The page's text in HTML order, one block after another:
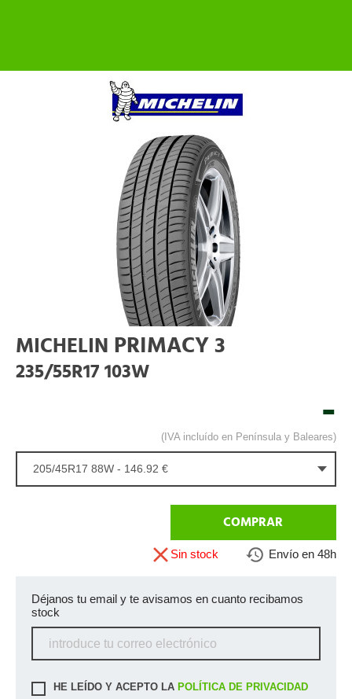
MICHELIN PRIMACY 3
235/55R17 103W
-
(IVA incluído en Península y Baleares)
205/45R17 88W - 146.92 €
COMPRAR
Sin stock Envío en 48h
Déjanos tu email y te avisamos en cuanto recibamos
stock
HE LEÍDO Y ACEPTO LA POLÍTICA DE PRIVACIDAD